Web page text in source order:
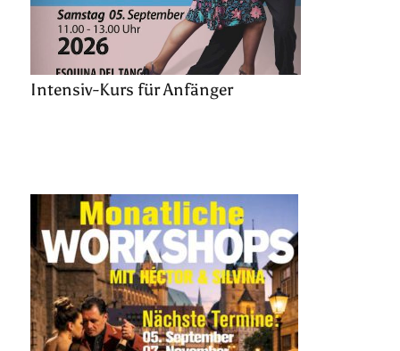
Intensiv-Kurs für Anfänger